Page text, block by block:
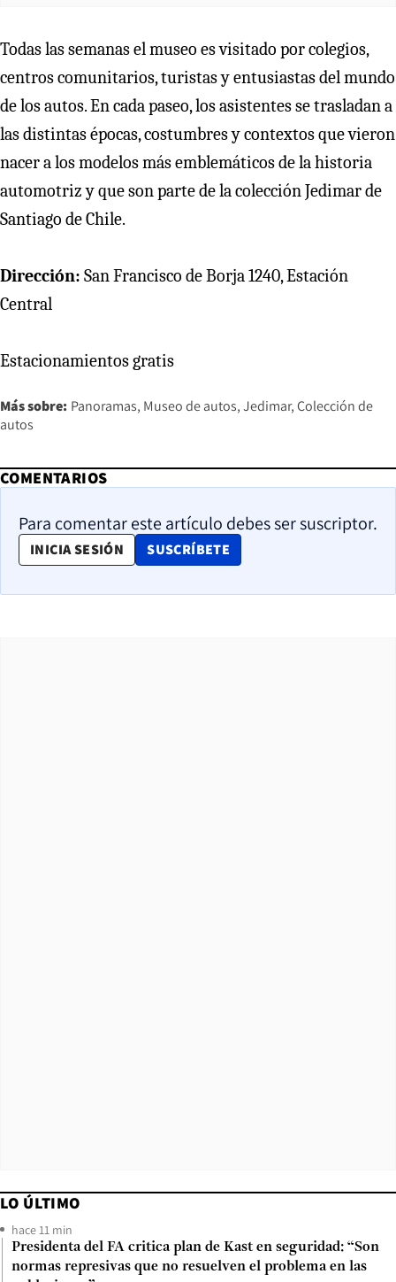
Todas las semanas el museo es visitado por colegios,
centros comunitarios, turistas y entusiastas del mundo
de los autos. En cada paseo, los asistentes se trasladan a
las distintas épocas, costumbres y contextos que vieron
nacer a los modelos más emblemáticos de la historia
automotriz y que son parte de la colección Jedimar de
Santiago de Chile.
Dirección: San Francisco de Borja 1240, Estación
Central
Estacionamientos gratis
Más sobre: Panoramas Museo de autos Jedimar Colección de
autos
COMENTARIOS
Para comentar este artículo debes ser suscriptor.
INICIA SESIÓN SUSCRÍBETE
OPENS IN NEW WINDOW
LO ÚLTIMO
hace 11 min
Presidenta del FA critica plan de Kast en seguridad: “Son
normas represivas que no resuelven el problema en las